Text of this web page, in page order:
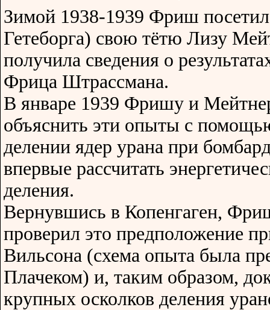
Зимой 1938-1939 Фриш
Гетеборга) свою тётю Лизу
получила сведения о
Фрица Штрассмана.
В январе 1939 Фришу и
объяснить эти опыты с
делении ядер урана при
впервые рассчитать
деления.
Вернувшись в Копенгаген,
проверил это предположение
Вильсона (схема опыта была
Плачеком) и, таким образом,
крупных осколков деления